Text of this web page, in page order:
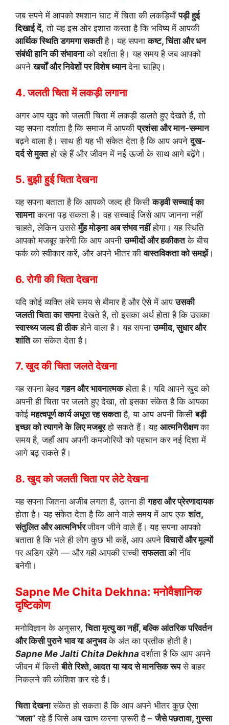
जब सपने में आपको श्मशान घाट में चिता की लकड़ियाँपड़ी हुई
दिखाई दें, तो यह इस ओर इशारा करता है कि भविष्य में आपकी
आर्थिक स्थिति डगमगा सकतीहै। यह सपनाकष्ट, चिंता और धन
संबंधी हानि की संभावनाको दर्शाता है। यह समय है जब आपको
अपनेखर्चों और निवेशों पर विशेष ध्यानदेना चाहिए।
4. जलती चिता में लकड़ी लगाना
अगर आप खुद को जलती चिता में लकड़ी डालते हुए देखते हैं, तो
यह सपना दर्शाता है कि समाज में आपकीप्रशंसा और मान-सम्मान
बढ़ने वाला है। साथ ही यह भी संकेत देता है कि आप अपनेदुख-
दर्द से मुक्तहो रहे हैं और जीवन में नई ऊर्जा के साथ आगे बढ़ेंगे।
5. बुझी हुई चिता देखना
यह सपना बताता है कि आपको जल्द ही किसीकड़वी सच्चाई का
सामनाकरना पड़ सकता है। वह सच्चाई जिसे आप जानना नहीं
चाहते, लेकिन उससेमुँह मोड़ना अब संभव नहींहोगा। यह स्थिति
आपको मजबूर करेगी कि आप अपनीउम्मीदों और हकीकतके बीच
फर्क को स्वीकार करें, और अपने भीतर कीवास्तविकता को समझें।
6. रोगी की चिता देखना
यदि कोई व्यक्ति लंबे समय से बीमार है और ऐसे में आपउसकी
जलती चिता का सपनादेखते हैं, तो इसका अर्थ होता है कि उसका
स्वास्थ्य जल्द ही ठीकहोने वाला है। यह सपनाउम्मीद, सुधार और
शांतिका संकेत देता है।
7. खुद की चिता जलते देखना
यह सपना बेहदगहन और भावनात्मकहोता है। यदि आपने खुद को
अपनी ही चिता पर जलते हुए देखा, तो इसका संकेत है कि आपका
कोईमहत्वपूर्ण कार्य अधूरा रह सकताहै, या आप अपनी किसीबड़ी
इच्छा को त्यागने के लिए मजबूरहो सकते हैं। यह आत्मनिरीक्षणका
समय है, जहाँ आप अपनी कमजोरियों को पहचान कर नई दिशा में
आगे बढ़ सकते हैं।
8. खुद को जलती चिता पर लेटे देखना
यह सपना जितना अजीब लगता है, उतना हीगहरा और प्रेरणादायक
होता है। यह संकेत देता है कि आने वाले समय में आप एकशांत,
संतुलित और आत्मनिर्भरजीवन जीने वाले हैं। यह सपना आपको
बताता है कि भले ही लोग कुछ भी कहें, आप अपनेविचारों और मूल्यों
पर अडिग रहेंगे — और यही आपकी सच्चीसफलताकी नींव
बनेगी।
Sapne Me Chita Dekhna: मनोवैज्ञानिक
दृष्टिकोण
मनोविज्ञान के अनुसार,चिता मृत्यु का नहीं, बल्कि आंतरिक परिवर्तन
और किसी पुराने भाव या अनुभवके अंत का प्रतीक होती है।
Sapne Me Jalti Chita Dekhnaदर्शाता है कि आप अपने
जीवन में किसीबीते रिश्ते, आदत या याद से मानसिक रूपसे बाहर
निकलने की कोशिश कर रहे हैं।
चिता देखनासंकेत हो सकता है कि आप अपने भीतर कुछ ऐसा
“जला” रहे हैं जिसे अब खत्म करना ज़रूरी है –जैसे पछतावा, गुस्सा